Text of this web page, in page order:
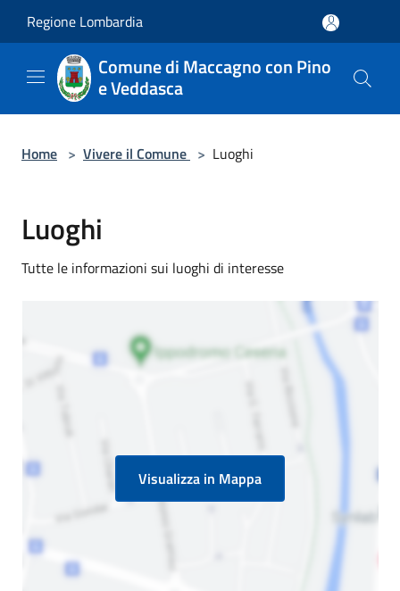
Regione Lombardia
Comune di Maccagno con Pino
e Veddasca
Home > Vivere il Comune > Luoghi
Luoghi
Tutte le informazioni sui luoghi di interesse
Visualizza in Mappa